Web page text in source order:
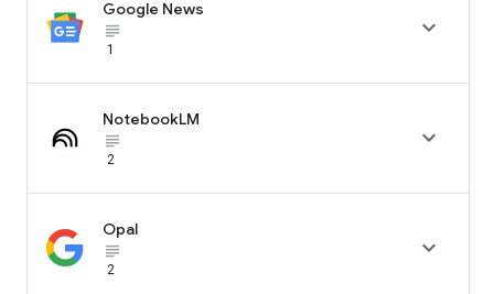
Google News
subject_black
1

NotebookLM
subject_black
2

Opal
subject_black
2
